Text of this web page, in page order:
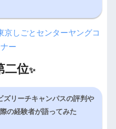
京しごとセンターヤングコ
ー
二位✨
ズリーチキャンパスの評判や
の経験者が語ってみた